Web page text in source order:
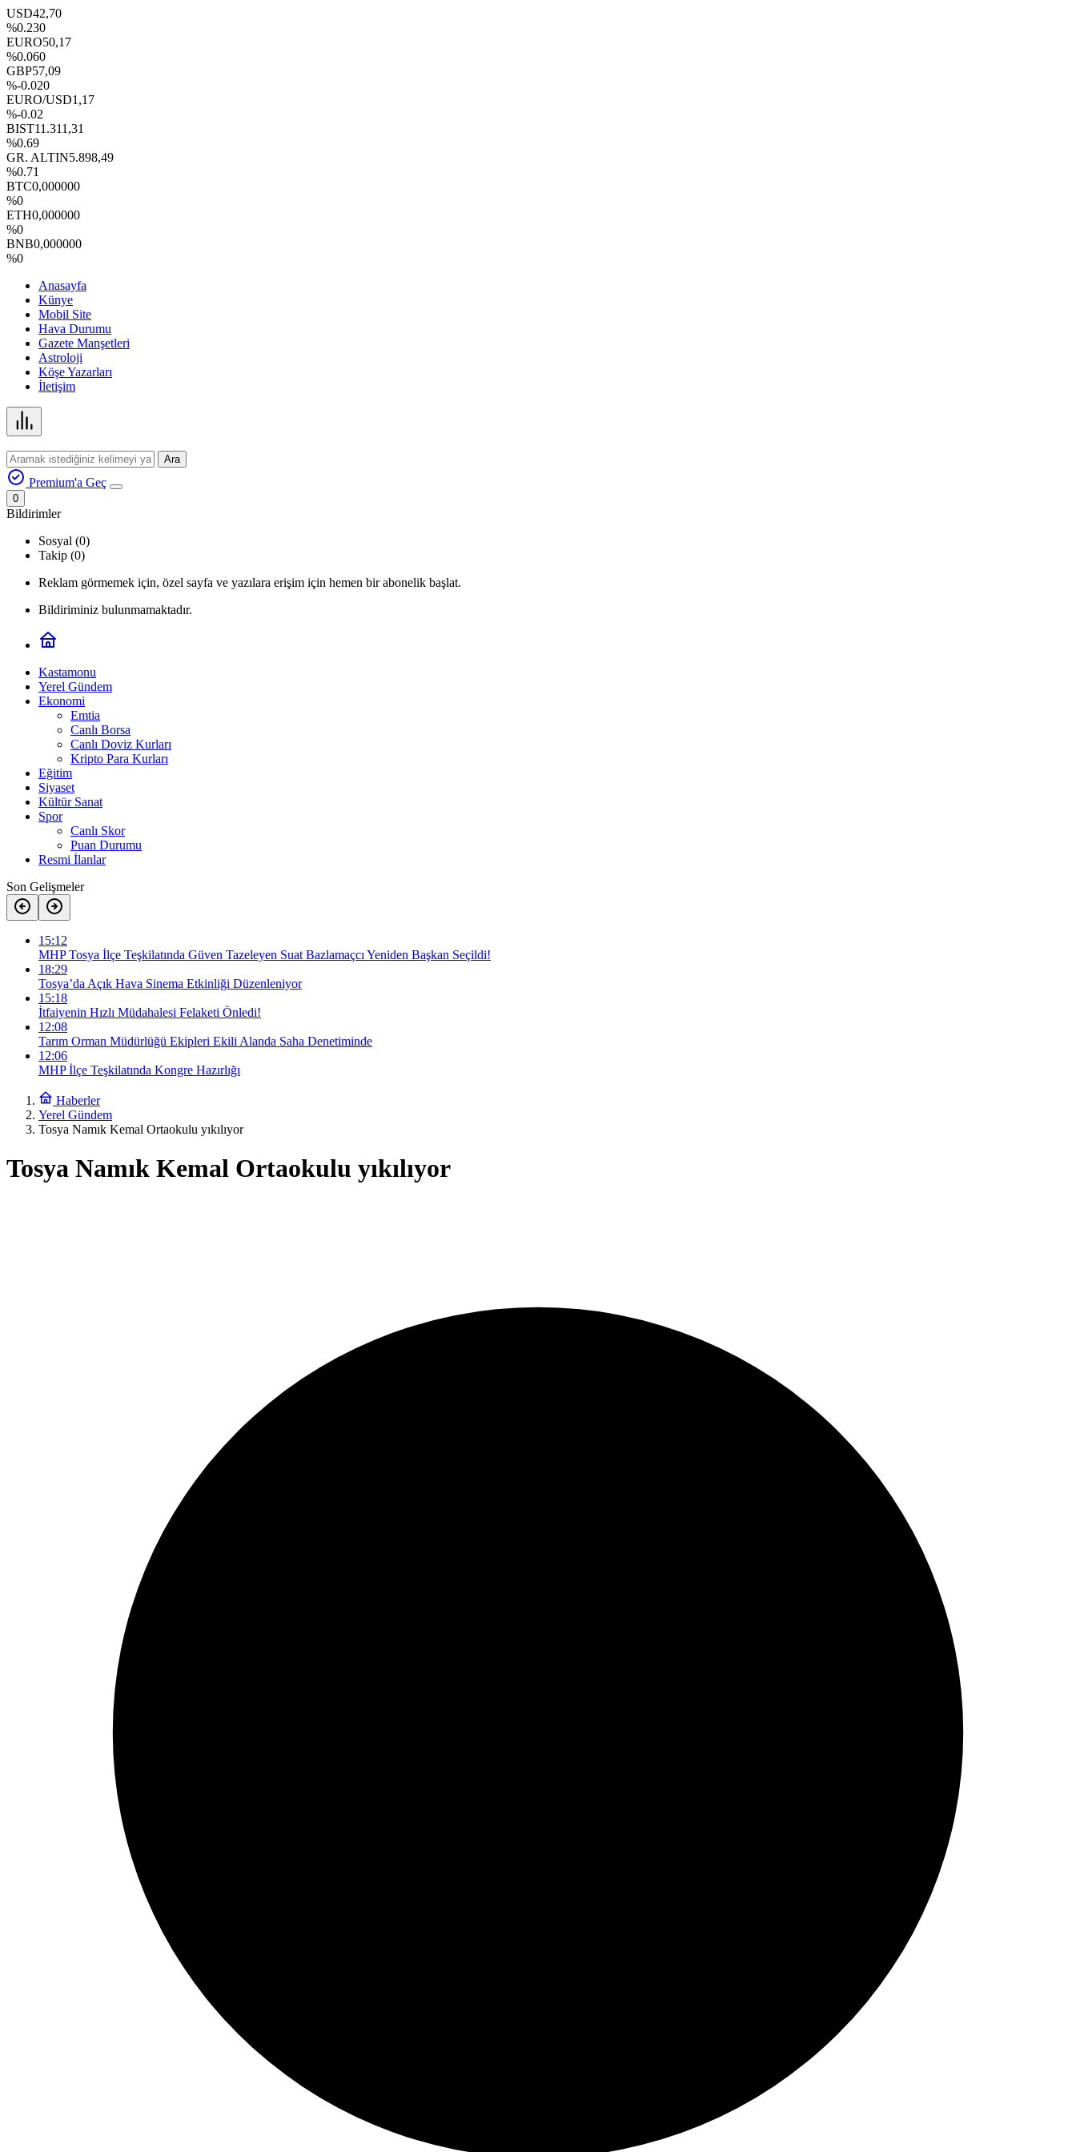
USD42,70
%0.230
EURO50,17
%0.060
GBP57,09
%-0.020
EURO/USD1,17
%-0.02
BIST11.311,31
%0.69
GR. ALTIN5.898,49
%0.71
BTC0,000000
%0
ETH0,000000
%0
BNB0,000000
%0
Anasayfa
Künye
Mobil Site
Hava Durumu
Gazete Manşetleri
Astroloji
Köşe Yazarları
İletişim
Ara
Premium'a Geç
0
Bildirimler
Sosyal (0)
Takip (0)
Reklam görmemek için, özel sayfa ve yazılara erişim için hemen bir abonelik başlat.
Bildiriminiz bulunmamaktadır.
Kastamonu
Yerel Gündem
Ekonomi
Emtia
Canlı Borsa
Canlı Doviz Kurları
Kripto Para Kurları
Eğitim
Siyaset
Kültür Sanat
Spor
Canlı Skor
Puan Durumu
Resmi İlanlar
Son Gelişmeler
15:12
MHP Tosya İlçe Teşkilatında Güven Tazeleyen Suat Bazlamaçcı Yeniden Başkan Seçildi!
18:29
Tosya’da Açık Hava Sinema Etkinliği Düzenleniyor
15:18
İtfaiyenin Hızlı Müdahalesi Felaketi Önledi!
12:08
Tarım Orman Müdürlüğü Ekipleri Ekili Alanda Saha Denetiminde
12:06
MHP İlçe Teşkilatında Kongre Hazırlığı
Haberler
Yerel Gündem
Tosya Namık Kemal Ortaokulu yıkılıyor
Tosya Namık Kemal Ortaokulu yıkılıyor